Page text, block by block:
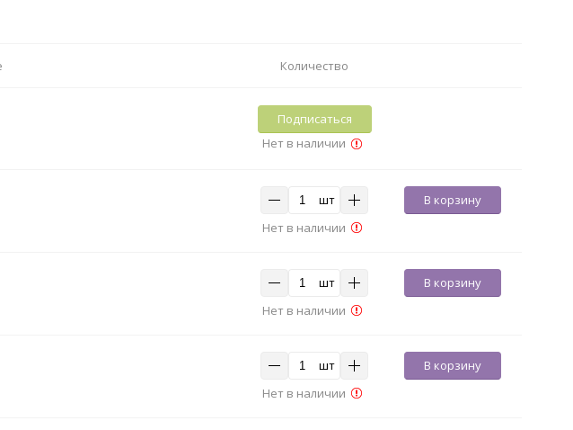
Количество
Подписаться
Нет в наличии
шт
В корзину
Нет в наличии
шт
В корзину
Нет в наличии
шт
В корзину
Нет в наличии